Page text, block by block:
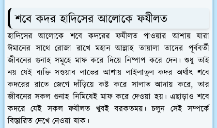
শবে কদর হাদিসের আলোকে ফযীলত
হাদিসের আলোকে শবে কদরের ফযীলত পাওয়ার আশায় যারা
ঈমানের সাথে রোজা রাখে মহান আল্লাহ তায়ালা তাদের পূর্ববর্তী
জীবনের গুনাহ সমূহে মাফ করে দিয়ে নিষ্পাপ করে দেন। শুধু তাই
নয় যেই ব্যক্তি সওয়াব লাভের আশায় লাইলাতুল কদর অর্থাৎ শবে
কদরের রাতে জেগে দাঁড়িয়ে কষ্ট করে সালাত আদায় করে, তার
জীবনের সকল গুনাহ নিমিষেই মাফ করে দেওয়া হয়। এছাড়াও শবে
কদরে যেই সকল ফযীলত খুবই বরকতময়। চলুন সেই সম্পর্কে
বিস্তারিত দেখে নেওয়া যাক।